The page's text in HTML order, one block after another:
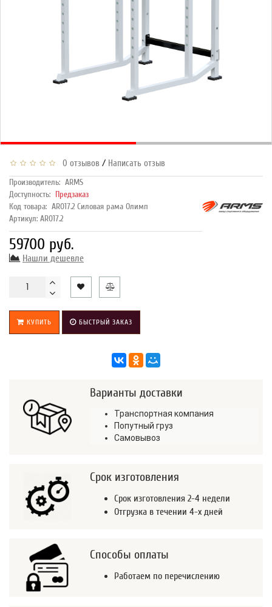
0 отзывов / Написать отзыв
Производитель: ARMS
Доступность: Предзаказ
Код товара: AR017.2 Силовая рама Олимп
Артикул: AR017.2
59700 руб.
Нашли дешевле
КУПИТЬ БЫСТРЫЙ ЗАКАЗ
Варианты доставки
Транспортная компания
Попутный груз
Самовывоз
Срок изготовления
Срок изготовления 2-4 недели
Отгрузка в течении 4-х дней
Способы оплаты
Работаем по перечислению